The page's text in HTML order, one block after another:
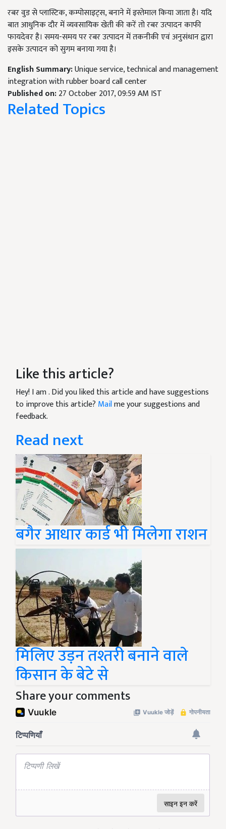
रबर वुड से प्लास्टिक, कम्पोसाइट्स, बनाने में इस्तेमाल किया जाता है। यदि
बात आधुनिक दौर में व्यवसायिक खेती की करें तो रबर उत्पादन काफी
फायदेवर है। समय-समय पर रबर उत्पादन में तकनीकी एवं अनुसंधान द्वारा
इसके उत्पादन को सुगम बनाया गया है।
English Summary:Unique service, technical and management
integration with rubber board call center
Published on:27 October 2017, 09:59 AM IST
Related Topics
Like this article?
Hey! I am. Did you liked this article and have suggestions
to improve this article? Mailme your suggestions and
feedback.
Read next
बगैर आधार कार्ड भी मिलेगा राशन
मिलिए उड़न तश्तरी बनाने वाले
किसान के बेटे से
Share your comments